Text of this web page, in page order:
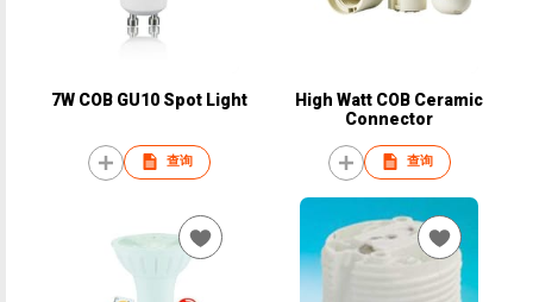
7W COB GU10 Spot Light
查询
High Watt COB Ceramic
Connector
查询